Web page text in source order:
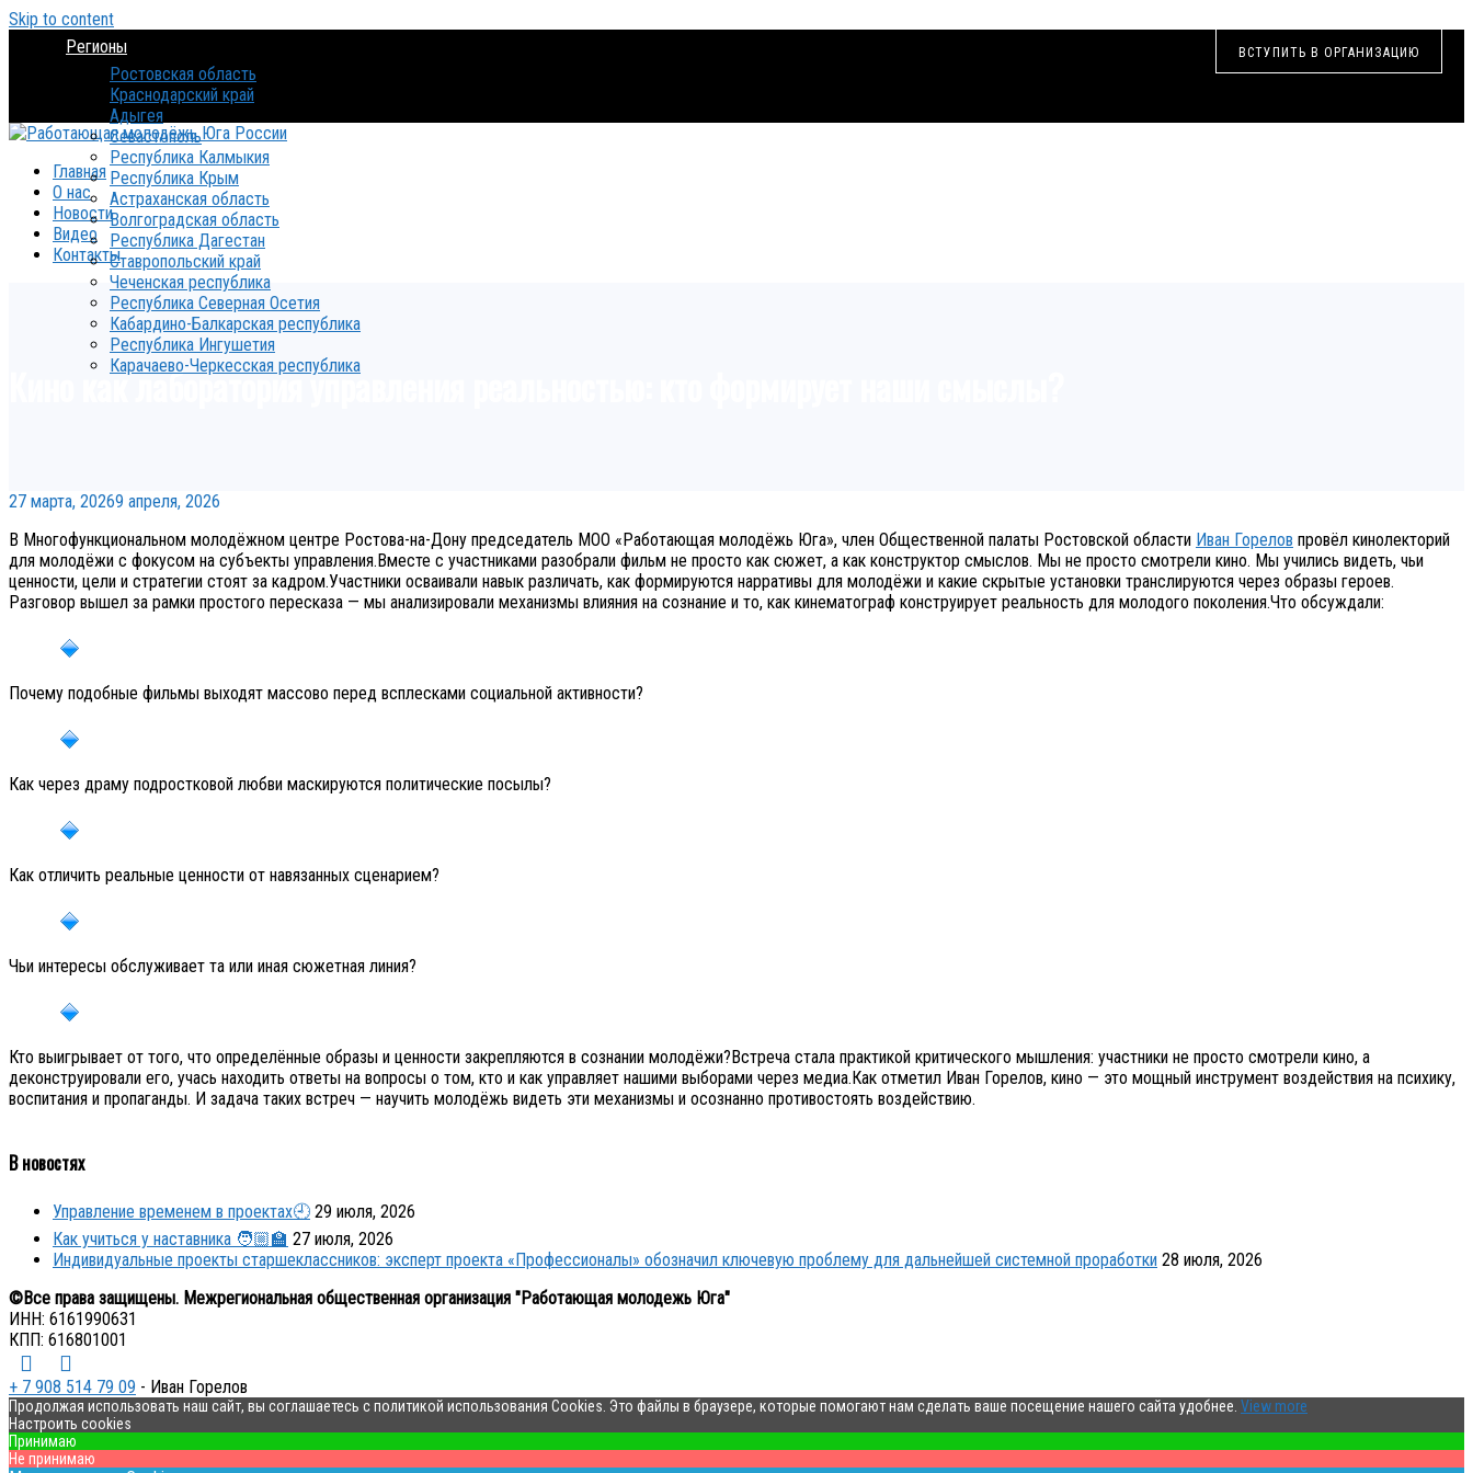
Skip to content
ВСТУПИТЬ В ОРГАНИЗАЦИЮ
Регионы
Ростовская область
Краснодарский край
Адыгея
Севастополь
Республика Калмыкия
Республика Крым
Астраханская область
Волгоградская область
Республика Дагестан
Ставропольский край
Чеченская республика
Республика Северная Осетия
Кабардино-Балкарская республика
Республика Ингушетия
Карачаево-Черкесская республика
Главная
О нас
Новости
Видео
Контакты
Кино как лаборатория управления реальностью: кто формирует наши смыслы?
27 марта, 20269 апреля, 2026
В Многофункциональном молодёжном центре Ростова-на-Дону председатель МОО «Работающая молодёжь Юга», член Общественной палаты Ростовской области Иван Горелов провёл кинолекторий
для молодёжи с фокусом на субъекты управления.Вместе с участниками разобрали фильм не просто как сюжет, а как конструктор смыслов. Мы не просто смотрели кино. Мы учились видеть, чьи
ценности, цели и стратегии стоят за кадром.Участники осваивали навык различать, как формируются нарративы для молодёжи и какие скрытые установки транслируются через образы героев.
Разговор вышел за рамки простого пересказа — мы анализировали механизмы влияния на сознание и то, как кинематограф конструирует реальность для молодого поколения.Что обсуждали:
Почему подобные фильмы выходят массово перед всплесками социальной активности?
Как через драму подростковой любви маскируются политические посылы?
Как отличить реальные ценности от навязанных сценарием?
Чьи интересы обслуживает та или иная сюжетная линия?
Кто выигрывает от того, что определённые образы и ценности закрепляются в сознании молодёжи?Встреча стала практикой критического мышления: участники не просто смотрели кино, а
деконструировали его, учась находить ответы на вопросы о том, кто и как управляет нашими выборами через медиа.Как отметил Иван Горелов, кино — это мощный инструмент воздействия на психику,
воспитания и пропаганды. И задача таких встреч — научить молодёжь видеть эти механизмы и осознанно противостоять воздействию.
В новостях
Управление временем в проектах🕘 29 июля, 2026
Как учиться у наставника 🧑🏼‍🏫 27 июля, 2026
Индивидуальные проекты старшеклассников: эксперт проекта «Профессионалы» обозначил ключевую проблему для дальнейшей системной проработки 28 июля, 2026
©Все права защищены. Межрегиональная общественная организация "Работающая молодежь Юга"
ИНН: 6161990631
КПП: 616801001
+ 7 908 514 79 09 - Иван Горелов
Продолжая использовать наш сайт, вы соглашаетесь с политикой использования Cookies. Это файлы в браузере, которые помогают нам сделать ваше посещение нашего сайта удобнее. View more
Настроить cookies
Принимаю
Не принимаю